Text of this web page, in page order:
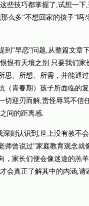
些技巧都掌握了,试想一
么多”不想回家的孩子”
”早恋”问题,从整篇文章
恨有天壤之别.只要我们
思、所想、所需，并能通
（青春期）孩子所面临的
切迎刃而解,责怪辱骂不信
间的距离感.
认识到,世上没有教不会
师曾说过"家庭教育观念
，家长们便会像迷途的羔
会真正了解其中的内涵,